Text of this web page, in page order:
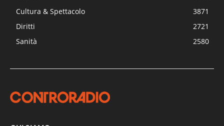
Cultura & Spettacolo
3871
Diritti
2721
Sanità
2580